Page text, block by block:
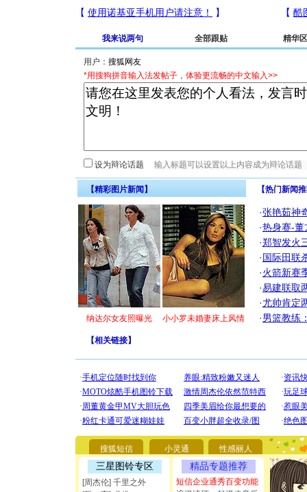
我来说两句 全部跟贴 精华区
用户：
*用搜狗拼音输入法发帖子，体验更流畅的中文输入>>
设为辩论话题
【精彩图片新闻】
纳达尔女友照曝光 小小罗未婚妻床上风情
【热门新闻
·张艳茹神
·热身赛-董
·郑智发火
·国际田联
·火箭新赛
·易建联取
·尤帅肯定
·男篮教练
【相关链接】
搜狐短信 小灵通 性感丽人
三星图铃专区
[周杰伦] 千里之外
精品专题推荐
短信企业通秀百变功能
[圣诞节]
你太多，
要平安
[圣诞节]
能正大光
都要快乐